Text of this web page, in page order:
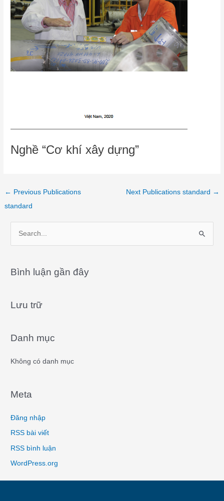
Nghề “Cơ khí xây dựng”
← Previous Publications
standard
Next Publications standard →
r
h
:
Bình luận gần đây
Lưu trữ
Danh mục
Không có danh mục
Meta
Đăng nhập
RSS bài viết
RSS bình luận
WordPress.org